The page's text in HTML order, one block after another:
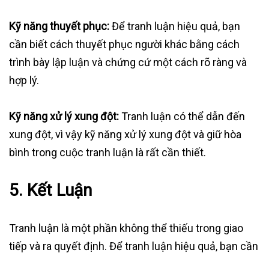
Kỹ năng thuyết phục:Để tranh luận hiệu quả, bạn
cần biết cách thuyết phục người khác bằng cách
trình bày lập luận và chứng cứ một cách rõ ràng và
hợp lý.
Kỹ năng xử lý xung đột:Tranh luận có thể dẫn đến
xung đột, vì vậy kỹ năng xử lý xung đột và giữ hòa
bình trong cuộc tranh luận là rất cần thiết.
5. Kết Luận
Tranh luận là một phần không thể thiếu trong giao
tiếp và ra quyết định. Để tranh luận hiệu quả, bạn cần